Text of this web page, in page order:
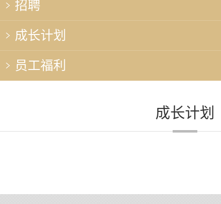
招聘
成长计划
员工福利
成长计划